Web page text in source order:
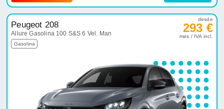
Peugeot 208
Allure Gasolina 100 S&S 6 Vel. Man
Gasolina
desde
293 €
mes / IVA incl.